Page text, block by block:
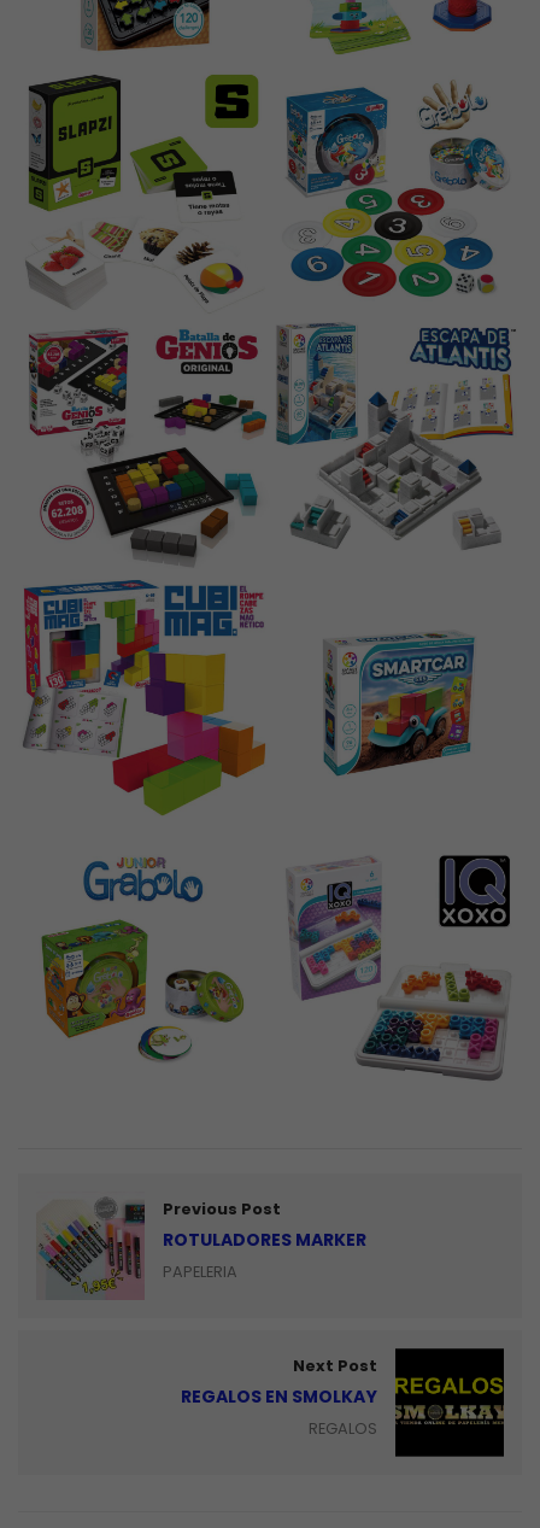
Previous Post
ROTULADORES MARKER
PAPELERIA
Next Post
REGALOS EN SMOLKAY
REGALOS